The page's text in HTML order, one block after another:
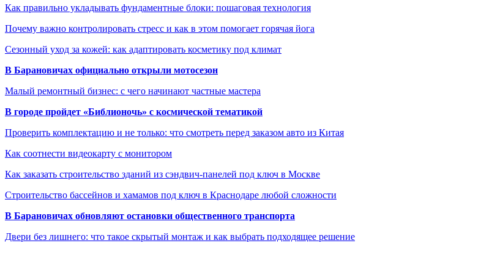
Как правильно укладывать фундаментные блоки: пошаговая технология
Почему важно контролировать стресс и как в этом помогает горячая йога
Сезонный уход за кожей: как адаптировать косметику под климат
В Барановичах официально открыли мотосезон
Малый ремонтный бизнес: с чего начинают частные мастера
В городе пройдет «Библионочь» с космической тематикой
Проверить комплектацию и не только: что смотреть перед заказом авто из Китая
Как соотнести видеокарту с монитором
Как заказать строительство зданий из сэндвич-панелей под ключ в Москве
Строительство бассейнов и хамамов под ключ в Краснодаре любой сложности
В Барановичах обновляют остановки общественного транспорта
Двери без лишнего: что такое скрытый монтаж и как выбрать подходящее решение